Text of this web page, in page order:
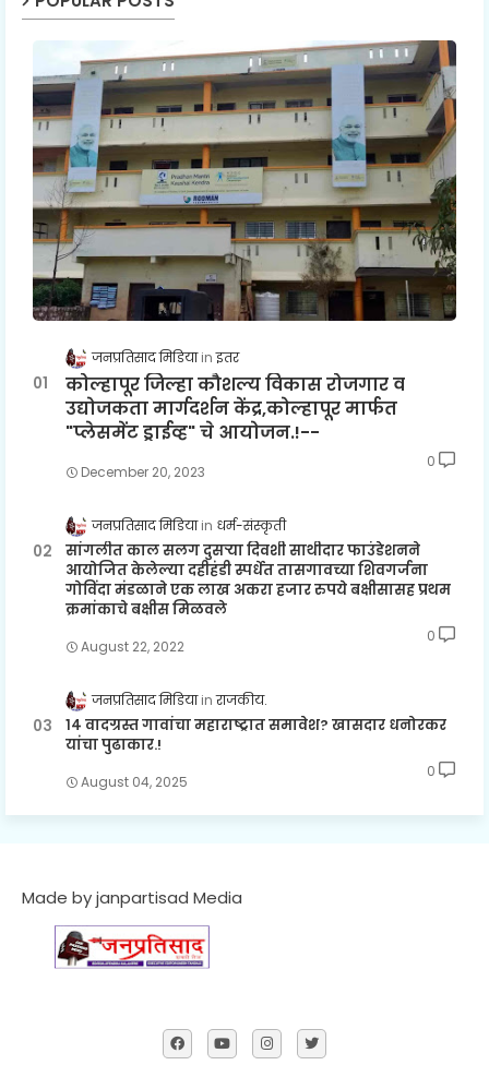
जनप्रतिसाद मिडिया इतर
कोल्हापूर जिल्हा कौशल्य विकास रोजगार व
उद्योजकता मार्गदर्शन केंद्र,कोल्हापूर मार्फत
"प्लेसमेंट ड्राईव्ह" चे आयोजन.!--
December 20, 2023
0
जनप्रतिसाद मिडिया धर्म-संस्कृती
सांगलीत काल सलग दुसऱ्या दिवशी साथीदार फाउंडेशनने
आयोजित केलेल्या दहीहंडी स्पर्धेत तासगावच्या शिवगर्जना
गोविंदा मंडळाने एक लाख अकरा हजार रुपये बक्षीसासह प्रथम
क्रमांकाचे बक्षीस मिळवले
August 22, 2022
0
जनप्रतिसाद मिडिया राजकीय.
१४ वादग्रस्त गावांचा महाराष्ट्रात समावेश? खासदार धनोरकर
यांचा पुढाकार.!
August 04, 2025
0
Made by janpartisad Media